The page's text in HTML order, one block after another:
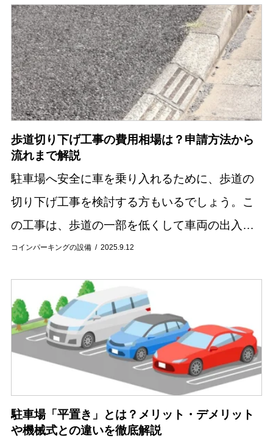
は年数が異...
コインパーキングの設備 2025.9.12
歩道切り下げ工事の費用相場は？申請方法から
流れまで解説
駐車場へ安全に車を乗り入れるために、歩道の
切り下げ工事を検討する方もいるでしょう。こ
の工事は、歩道の一部を低くして車両の出入り
をスムーズにするものですが、公共物である歩
す。また、...
駐車場「平置き」とは？メリット・デメリット
や機械式との違いを徹底解説